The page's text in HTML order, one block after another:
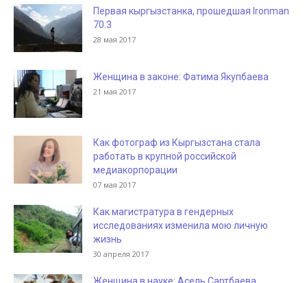
Первая кыргызстанка, прошедшая Ironman
70.3
28 мая 2017
Женщина в законе: Фатима Якупбаева
21 мая 2017
Как фотограф из Кыргызстана стала
работать в крупной российской
медиакорпорации
07 мая 2017
Как магистратура в гендерных
исследованиях изменила мою личную
жизнь
30 апреля 2017